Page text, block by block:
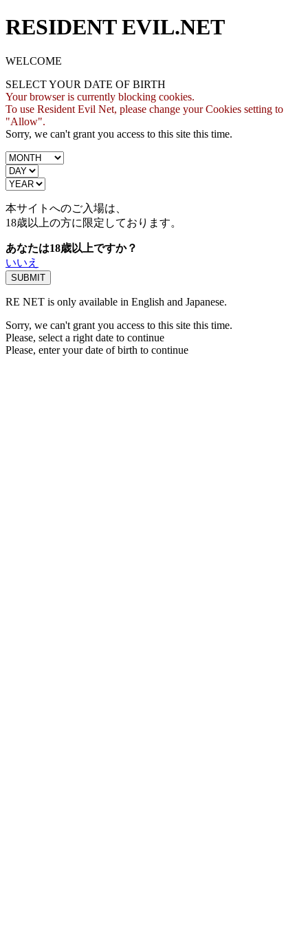
RESIDENT EVIL.NET
WELCOME
SELECT YOUR DATE OF BIRTH
Your browser is currently blocking cookies.
To use Resident Evil Net, please change your Cookies setting to
"Allow".
Sorry, we can't grant you access to this site this time.
本サイトへのご入場は、
18歳以上の方に限定しております。
あなたは18歳以上ですか？
いいえ
RE NET is only available in English and Japanese.
Sorry, we can't grant you access to this site this time.
Please, select a right date to continue
Please, enter your date of birth to continue